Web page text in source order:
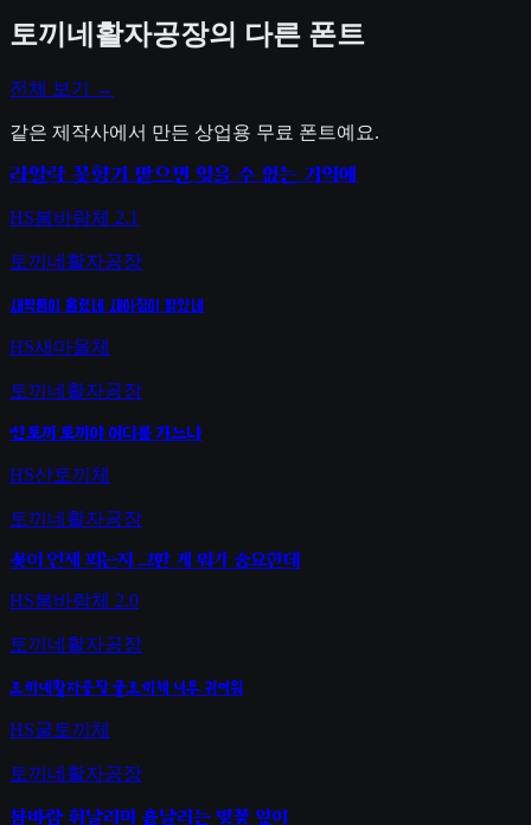
토끼네활자공장의 다른 폰트
전체 보기 →
같은 제작사에서 만든 상업용 무료 폰트예요.
라일락 꽃향기 맡으면 잊을 수 없는 기억에
HS봄바람체 2.1
토끼네활자공장
새벽종이 울렸네 새아침이 밝았네
HS새마을체
토끼네활자공장
산토끼 토끼야 어디를 가느냐
HS산토끼체
토끼네활자공장
꽃이 언제 피는지 그딴 게 뭐가 중요한데
HS봄바람체 2.0
토끼네활자공장
토끼네활자공장 굴토끼체 너무 귀여워
HS굴토끼체
토끼네활자공장
봄바람 휘날리며 흩날리는 벚꽃 잎이